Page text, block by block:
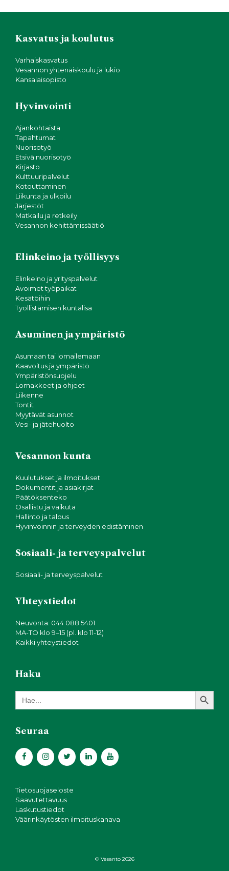
Kasvatus ja koulutus
Varhaiskasvatus
Vesannon yhtenäiskoulu ja lukio
Kansalaisopisto
Hyvinvointi
Ajankohtaista
Tapahtumat
Nuorisotyö
Etsivä nuorisotyö
Kirjasto
Kulttuuripalvelut
Kotouttaminen
Liikunta ja ulkoilu
Järjestöt
Matkailu ja retkeily
Vesannon kehittämissäätiö
Elinkeino ja työllisyys
Elinkeino ja yrityspalvelut
Avoimet työpaikat
Kesätöihin
Työllistämisen kuntalisä
Asuminen ja ympäristö
Asumaan tai lomailemaan
Kaavoitus ja ympäristö
Ympäristönsuojelu
Lomakkeet ja ohjeet
Liikenne
Tontit
Myytävät asunnot
Vesi- ja jätehuolto
Vesannon kunta
Kuulutukset ja ilmoitukset
Dokumentit ja asiakirjat
Päätöksenteko
Osallistu ja vaikuta
Hallinto ja talous
Hyvinvoinnin ja terveyden edistäminen
Sosiaali- ja terveyspalvelut
Sosiaali- ja terveyspalvelut
Yhteystiedot
Neuvonta: 044 088 5401
MA-TO klo 9–15 (pl. klo 11-12)
Kaikki yhteystiedot
Haku
Search
for:
Search Button
Seuraa
Tietosuojaseloste
Saavutettavuus
Laskutustiedot
Väärinkäytösten ilmoituskanava
© Vesanto 2026